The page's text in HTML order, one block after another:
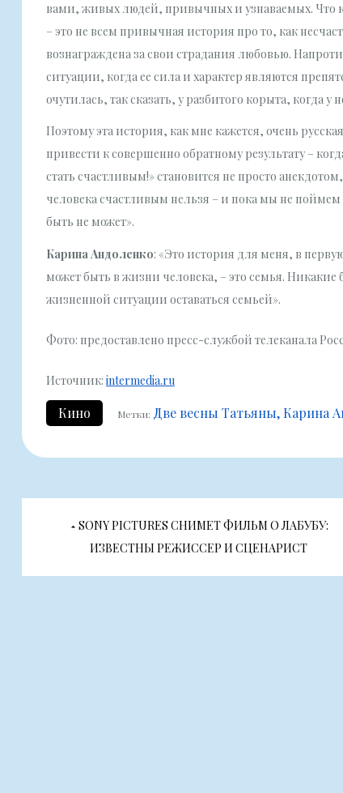
вами, живых людей, привычных и узнаваемых. Что
– это не всем привычная история про то, как
вознаграждена за свои страдания любовью.
ситуации, когда ее сила и характер являются
очутилась, так сказать, у разбитого корыта, когда
Поэтому эта история, как мне кажется, очень
привести к совершенно обратному результату –
стать счастливым!» становится не просто
человека счастливым нельзя – и пока мы не
быть не может».
Карина Андоленко: «Это история для меня, в
может быть в жизни человека, – это семья.
жизненной ситуации оставаться семьей».
Фото: предоставлено пресс-службой телеканала
Источник: intermedia.ru
Кино Метки: Две весны Татьяны Карина
Навигация
по
SONY PICTURES СНИМЕТ ФИЛЬМ О ЛАБУБУ:
ИЗВЕСТНЫ РЕЖИССЕР И СЦЕНАРИСТ